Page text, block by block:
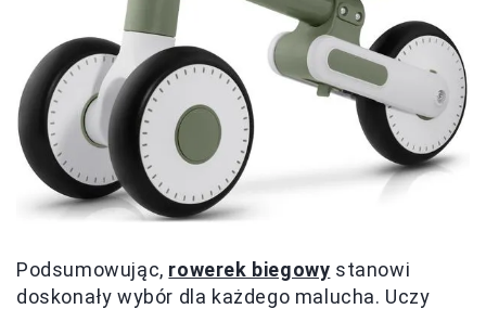
Podsumowując, rowerek biegowy stanowi
doskonały wybór dla każdego malucha. Uczy